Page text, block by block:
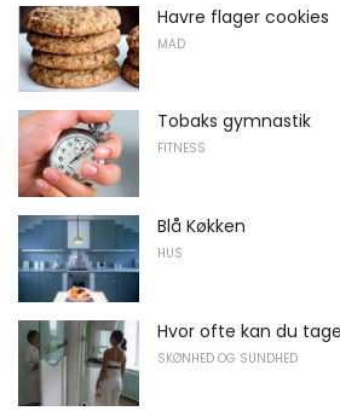
Havre flager cookies
MAD
Tobaks gymnastik
FITNESS
Blå Køkken
HUS
Hvor ofte kan du
SKØNHED OG SUNDHED